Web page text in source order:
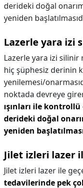
derideki doğal
yeniden
Lazerle yara izi
Lazerle yara izi silinir
hiç şüphesiz derinin
yenilemesi/
noktada devreye
ışınları ile
derideki doğal
yeniden
Jilet izleri lazer
Jilet izleri lazer ile
tedavilerinde pek